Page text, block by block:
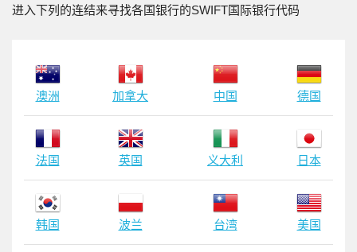
进入下列的连结来寻找各国银行的SWIFT国际银行代码
澳洲 加拿大 中国 德国
法国 英国 义大利 日本
韩国 波兰 台湾 美国